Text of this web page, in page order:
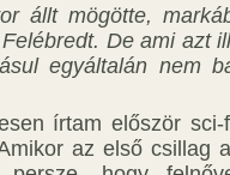
állt mögötte,
De ami azt
egyáltalán nem
írtam először
az első csillag